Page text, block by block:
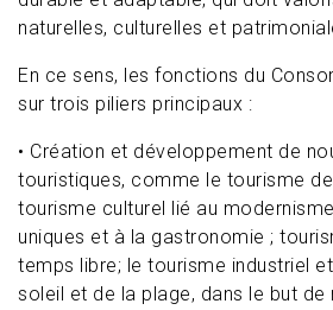
naturelles, culturelles et
En ce sens, les fonctions du
sur trois piliers principaux :
• Création et développement de
touristiques, comme le tourisme
tourisme culturel lié au
uniques et à la gastronomie ;
temps libre; le tourisme industriel
soleil et de la plage, dans le but